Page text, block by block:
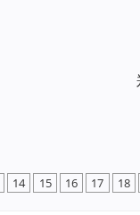
14 15 16 17 18